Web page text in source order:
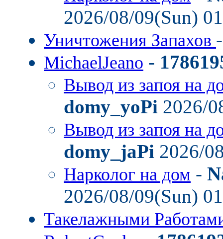
2026/08/09(Sun)
Уничтожения Запахов
MichaelJeano -
Вывод из запоя на
domy_yoPi 2026/
Вывод из запоя на
domy_jaPi 2026/
Нарколог на дом -
2026/08/09(Sun)
Такелажными